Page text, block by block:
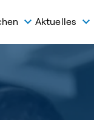
Aktuelles